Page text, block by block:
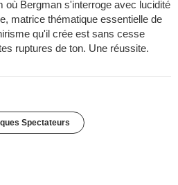
où Bergman s'interroge avec lucidité
matrice thématique essentielle de
qu'il crée est sans cesse
ruptures de ton. Une réussite.
Spectateurs